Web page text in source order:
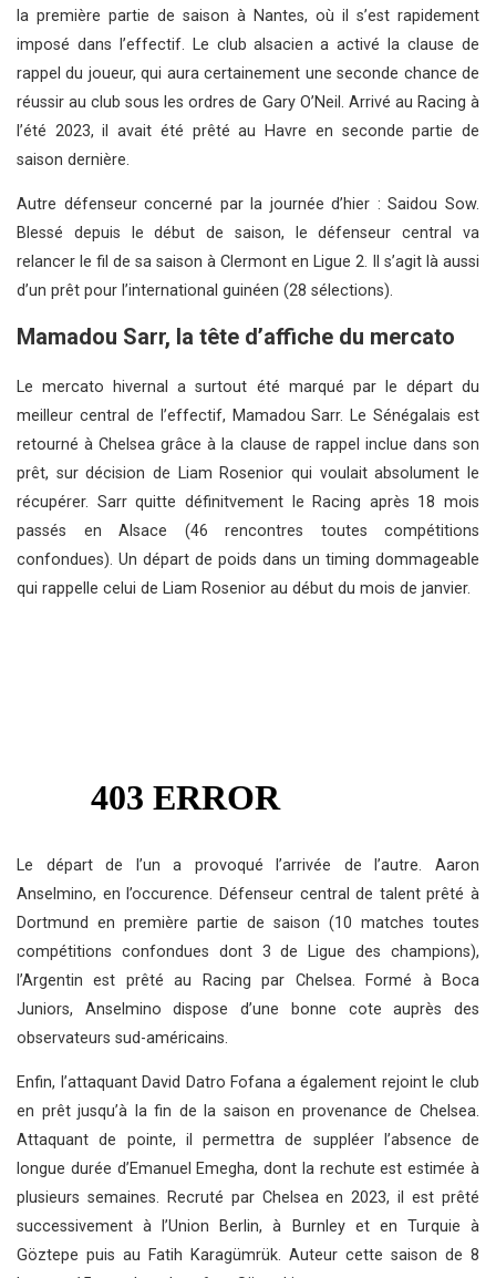
la première partie de saison à Nantes, où il s’est rapidement
imposé dans l’effectif. Le club alsacien a activé la clause de
rappel du joueur, qui aura certainement une seconde chance de
réussir au club sous les ordres de Gary O’Neil. Arrivé au Racing à
l’été 2023, il avait été prêté au Havre en seconde partie de
saison dernière.
Autre défenseur concerné par la journée d’hier : Saidou Sow.
Blessé depuis le début de saison, le défenseur central va
relancer le fil de sa saison à Clermont en Ligue 2. Il s’agit là aussi
d’un prêt pour l’international guinéen (28 sélections).
Mamadou Sarr, la tête d’affiche du mercato
Le mercato hivernal a surtout été marqué par le départ du
meilleur central de l’effectif, Mamadou Sarr. Le Sénégalais est
retourné à Chelsea grâce à la clause de rappel inclue dans son
prêt, sur décision de Liam Rosenior qui voulait absolument le
récupérer. Sarr quitte définitvement le Racing après 18 mois
passés en Alsace (46 rencontres toutes compétitions
confondues). Un départ de poids dans un timing dommageable
qui rappelle celui de Liam Rosenior au début du mois de janvier.
Le départ de l’un a provoqué l’arrivée de l’autre. Aaron
Anselmino, en l’occurence. Défenseur central de talent prêté à
Dortmund en première partie de saison (10 matches toutes
compétitions confondues dont 3 de Ligue des champions),
l’Argentin est prêté au Racing par Chelsea. Formé à Boca
Juniors, Anselmino dispose d’une bonne cote auprès des
observateurs sud-américains.
Enfin, l’attaquant David Datro Fofana a également rejoint le club
en prêt jusqu’à la fin de la saison en provenance de Chelsea.
Attaquant de pointe, il permettra de suppléer l’absence de
longue durée d’Emanuel Emegha, dont la rechute est estimée à
plusieurs semaines. Recruté par Chelsea en 2023, il est prêté
successivement à l’Union Berlin, à Burnley et en Turquie à
Göztepe puis au Fatih Karagümrük. Auteur cette saison de 8